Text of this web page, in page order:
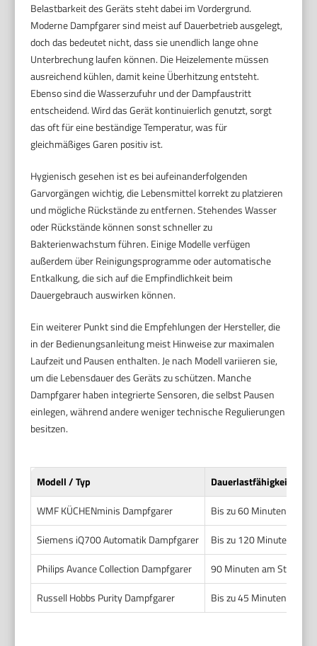
Belastbarkeit des Geräts steht dabei im Vordergrund.
Moderne Dampfgarer sind meist auf Dauerbetrieb ausgelegt,
doch das bedeutet nicht, dass sie unendlich lange ohne
Unterbrechung laufen können. Die Heizelemente müssen
ausreichend kühlen, damit keine Überhitzung entsteht.
Ebenso sind die Wasserzufuhr und der Dampfaustritt
entscheidend. Wird das Gerät kontinuierlich genutzt, sorgt
das oft für eine beständige Temperatur, was für
gleichmäßiges Garen positiv ist.
Hygienisch gesehen ist es bei aufeinanderfolgenden
Garvorgängen wichtig, die Lebensmittel korrekt zu platzieren
und mögliche Rückstände zu entfernen. Stehendes Wasser
oder Rückstände können sonst schneller zu
Bakterienwachstum führen. Einige Modelle verfügen
außerdem über Reinigungsprogramme oder automatische
Entkalkung, die sich auf die Empfindlichkeit beim
Dauergebrauch auswirken können.
Ein weiterer Punkt sind die Empfehlungen der Hersteller, die
in der Bedienungsanleitung meist Hinweise zur maximalen
Laufzeit und Pausen enthalten. Je nach Modell variieren sie,
um die Lebensdauer des Geräts zu schützen. Manche
Dampfgarer haben integrierte Sensoren, die selbst Pausen
einlegen, während andere weniger technische Regulierungen
besitzen.
Modell / Typ
Dauerlastfähigkeit
WMF KÜCHENminis Dampfgarer
Bis zu 60 Minuten am
Siemens iQ700 Automatik Dampfgarer
Bis zu 120 Minuten
Philips Avance Collection Dampfgarer
90 Minuten am Stück
Russell Hobbs Purity Dampfgarer
Bis zu 45 Minuten